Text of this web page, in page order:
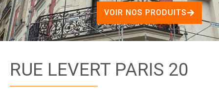
VOIR NOS PRODUITS
RUE LEVERT PARIS 20